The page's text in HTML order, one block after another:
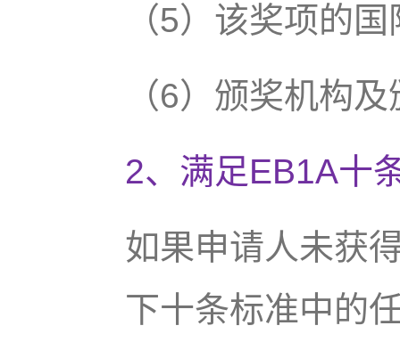
（5）该奖项的
（6）颁奖机构
2、满足EB1A十
如果申请人未获
下十条标准中的